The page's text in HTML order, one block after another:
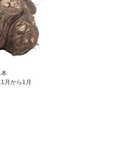
月から1月